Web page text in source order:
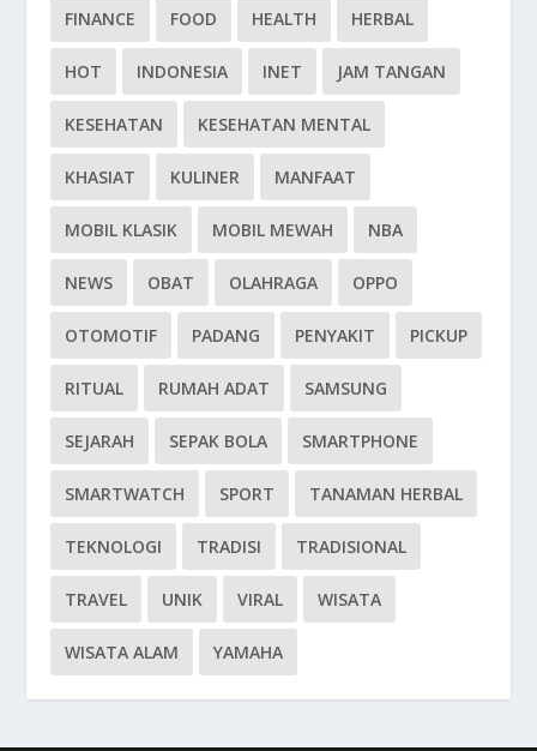
FINANCE FOOD HEALTH HERBAL
HOT INDONESIA INET JAM TANGAN
KESEHATAN KESEHATAN MENTAL
KHASIAT KULINER MANFAAT
MOBIL KLASIK MOBIL MEWAH NBA
NEWS OBAT OLAHRAGA OPPO
OTOMOTIF PADANG PENYAKIT PICKUP
RITUAL RUMAH ADAT SAMSUNG
SEJARAH SEPAK BOLA SMARTPHONE
SMARTWATCH SPORT TANAMAN HERBAL
TEKNOLOGI TRADISI TRADISIONAL
TRAVEL UNIK VIRAL WISATA
WISATA ALAM YAMAHA